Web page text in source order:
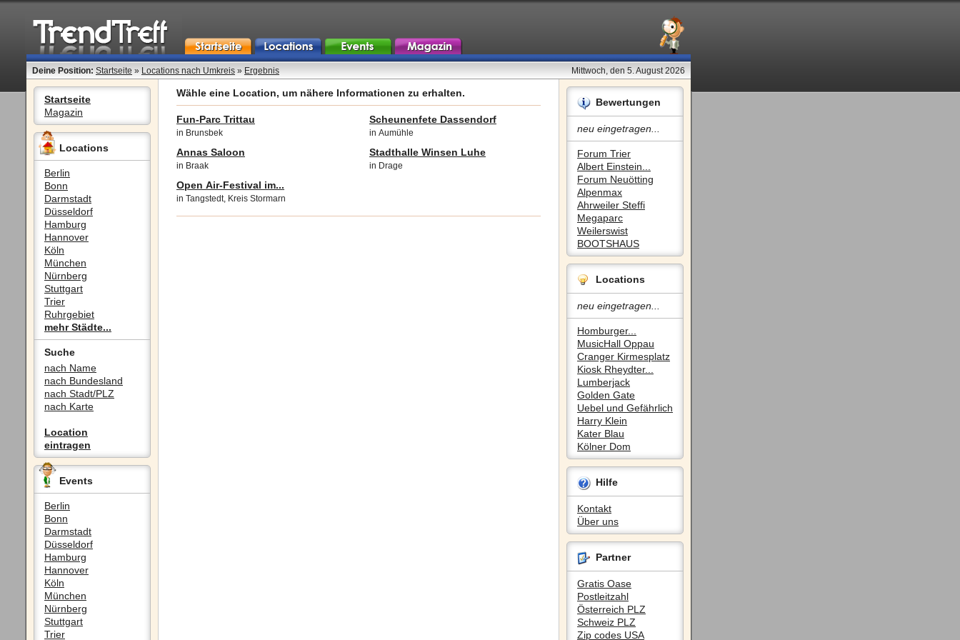
Deine Position: Startseite » Locations nach Umkreis » Ergebnis Mittwoch, den 5. August 2026
Startseite
Magazin
Locations
Berlin
Bonn
Darmstadt
Düsseldorf
Hamburg
Hannover
Köln
München
Nürnberg
Stuttgart
Trier
Ruhrgebiet
mehr Städte...
Suche
nach Name
nach Bundesland
nach Stadt/PLZ
nach Karte
Location
eintragen
Events
Berlin
Bonn
Darmstadt
Düsseldorf
Hamburg
Hannover
Köln
München
Nürnberg
Stuttgart
Trier
Bewertungen
neu eingetragen...
Forum Trier
Albert Einstein...
Forum Neuötting
Alpenmax
Ahrweiler Steffi
Megaparc
Weilerswist
BOOTSHAUS
Locations
neu eingetragen...
Homburger...
MusicHall Oppau
Cranger Kirmesplatz
Kiosk Rheydter...
Lumberjack
Golden Gate
Uebel und Gefährlich
Harry Klein
Kater Blau
Kölner Dom
Hilfe
Kontakt
Über uns
Partner
Gratis Oase
Postleitzahl
Österreich PLZ
Schweiz PLZ
Zip codes USA
Wähle eine Location, um nähere Informationen zu erhalten.
Fun-Parc Trittau
in Brunsbek
Annas Saloon
in Braak
Open Air-Festival im...
in Tangstedt, Kreis Stormarn
Scheunenfete Dassendorf
in Aumühle
Stadthalle Winsen Luhe
in Drage